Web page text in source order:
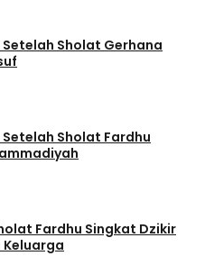
Sholat Gerhana
Sholat Fardhu
Fardhu Singkat Dzikir
Keluarga